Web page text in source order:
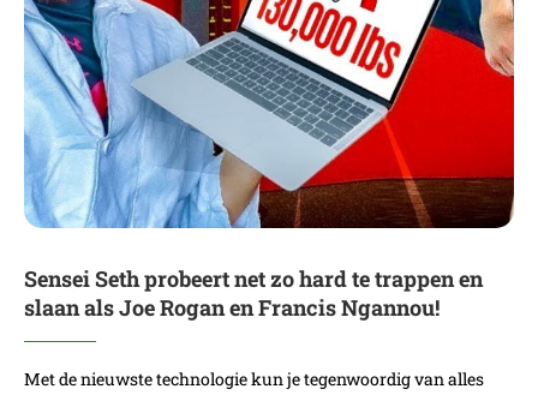
Sensei Seth probeert net zo hard te trappen en
slaan als Joe Rogan en Francis Ngannou!
Met de nieuwste technologie kun je tegenwoordig van alles